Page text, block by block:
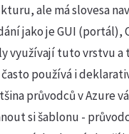
ale má slovesa
jako je GUI (portál),
využívají tuto vrstvu a
používá i
průvodců v Azure
si šablonu -